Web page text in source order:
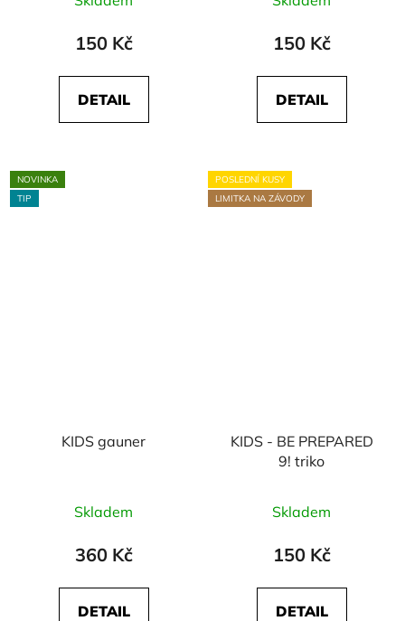
150 Kč
DETAIL
150 Kč
DETAIL
NOVINKA
TIP
KIDS gauner
Skladem
360 Kč
DETAIL
POSLEDNÍ KUSY
LIMITKA NA ZÁVODY
KIDS - BE PREPARED
9! triko
Skladem
150 Kč
DETAIL